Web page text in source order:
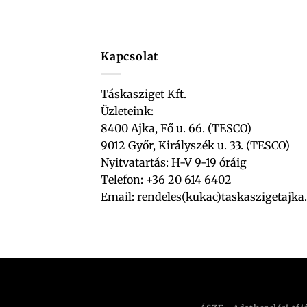
Kapcsolat
Táskasziget Kft.
Üzleteink:
8400 Ajka, Fő u. 66. (TESCO)
9012 Győr, Királyszék u. 33. (TESCO)
Nyitvatartás: H-V 9-19 óráig
Telefon: +36 20 614 6402
Email: